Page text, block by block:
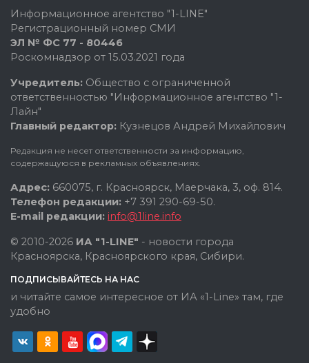
Информационное агентство "1-LINE"
Регистрационный номер СМИ
ЭЛ № ФС 77 - 80446
Роскомнадзор от 15.03.2021 года
Учредитель: Общество с ограниченной
ответственностью "Информационное агентство "1-
Лайн"
Главный редактор: Кузнецов Андрей Михайлович
Редакция не несет ответственности за информацию,
содержащуюся в рекламных объявлениях.
Адрес: 660075, г. Красноярск, Маерчака, 3, оф. 814.
Телефон редакции: +7 391 290-69-50.
E-mail редакции: info@1line.info
© 2010-2026 ИА "1-LINE" - новости города
Красноярска, Красноярского края, Сибири.
ПОДПИСЫВАЙТЕСЬ НА НАС
и читайте самое интересное от ИА «1-Line» там, где
удобно